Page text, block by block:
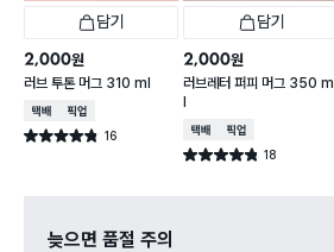
담기
2,000원
러브 투톤 머그 310 ml
택배배송매장픽업
별점 4.8점 16
건 작성
담기
2,000원
러브레터 퍼피 머그 350 m
l
택배배송매장픽업
별점 4.8점 18
건 작성
늦으면 품절 주의